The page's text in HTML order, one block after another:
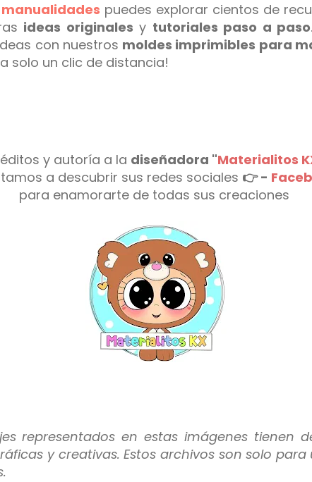
puedes explorar cientos de
ideas originales y tutoriales paso a paso.
con nuestros moldes imprimibles para
solo un clic de distancia!
y autoría a la diseñadora "Materialitos
a descubrir sus redes sociales 👉-
para enamorarte de todas sus creaciones
representados en estas imágenes tienen
y creativas. Estos archivos son solo